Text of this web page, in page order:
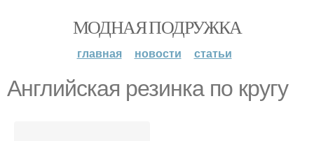
МОДНАЯ ПОДРУЖКА
главная новости статьи
Английская резинка по кругу